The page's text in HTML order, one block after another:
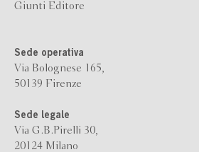
Giunti Editore
Sede operativa
Via Bolognese 165,
50139 Firenze
Sede legale
Via G.B.Pirelli 30,
20124 Milano